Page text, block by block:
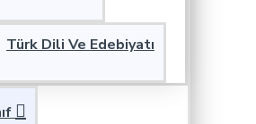
Türk Dili Ve Edebiyatı